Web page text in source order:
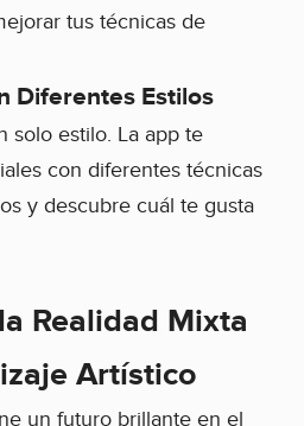
tus técnicas de
Diferentes Estilos
solo estilo. La app te
con diferentes técnicas
y descubre cuál te gusta
Realidad Mixta
Artístico
un futuro brillante en el